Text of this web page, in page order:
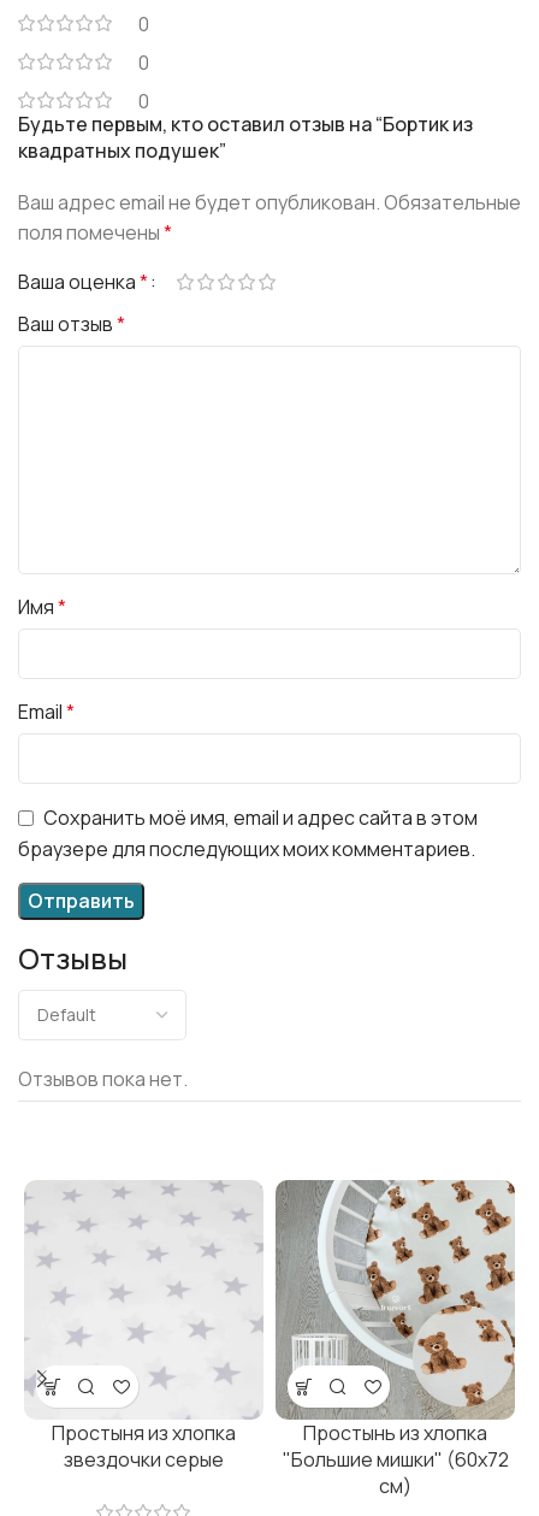
0
0
0
Отзывы
Отзывов пока нет.
Будьте первым, кто оставил отзыв на “Бортик из
квадратных подушек”
Ваш адрес email не будет опубликован.Обязательные
поля помечены*
Ваша оценка*
Ваш отзыв*
Имя*
Email*
Сохранить моё имя, email и адрес сайта в этом
браузере для последующих моих комментариев.
Простыня из хлопка
звездочки серые
Простынь из хлопка
"Большие мишки" (60х72
см)